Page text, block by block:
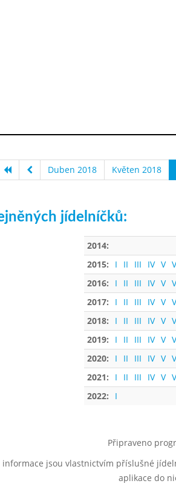
Duben 2018 Květen 2018
jídelníčků:
2014:
2015:
I II III IV V
2016:
I II III IV V
2017:
I II III IV V
2018:
I II III IV V
2019:
I II III IV V
2020:
I II III IV V
2021:
I II III IV V
2022:
I
Připraveno
informace jsou vlastnictvím příslušné
aplikace do